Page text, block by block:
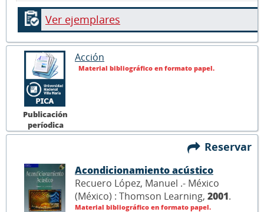
Ver ejemplares
Publicación
períodica
Acción
Material bibliográfico en formato papel.
Reservar
Acondicionamiento acústico
Recuero López, Manuel .- México
(México) : Thomson Learning, 2001.
Material bibliográfico en formato papel.